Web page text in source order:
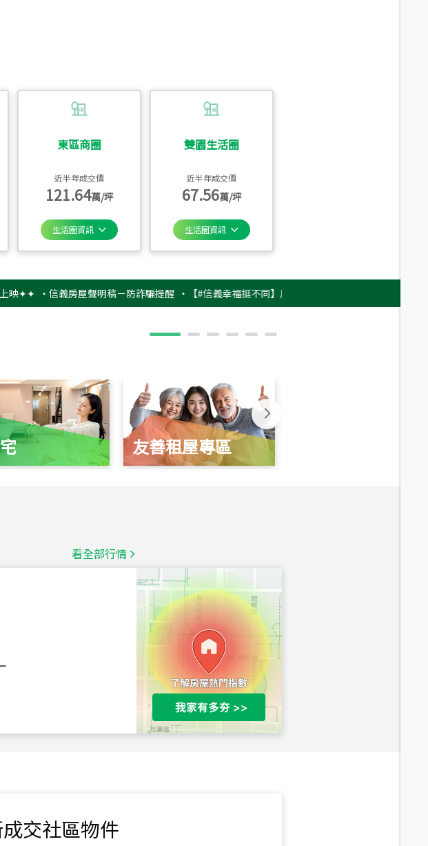
東區商圈
近半年成交價
121.64萬/坪
生活圈資訊
雙園生活圈
近半年成交價
67.56萬/坪
生活圈資訊
‧信義房屋聲明稿－防詐騙提醒 ‧【#信義幸福挺不同】用實力，讓升職免抽號碼牌！最新雇主品
友善租屋專區
看全部行情
交社區物件
台北市中山區長春路
1,020萬
總價
490萬
新竹市新竹市慈祥路
總價
1,808萬
115年07月 成交